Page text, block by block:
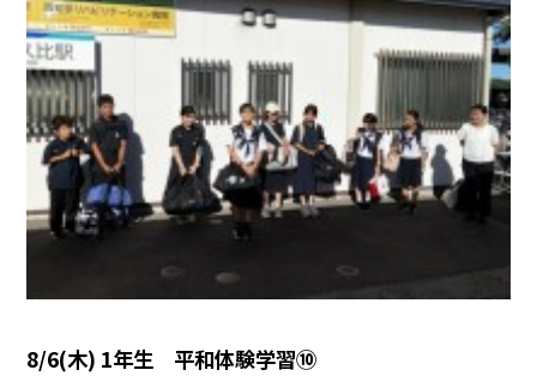
8/6(木) 1年生 平和体験学習⑩